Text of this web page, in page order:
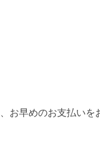
お早めのお支払いを